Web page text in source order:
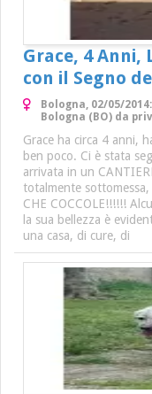
Grace, 4 Anni,
con il Segno
Bologna, 02/05/
Bologna (BO) da
Grace ha circa 4 anni,
ben poco. Ci è stata
arrivata in un
totalmente
CHE COCCOLE!!!!!!
la sua bellezza è
una casa, di cure, di